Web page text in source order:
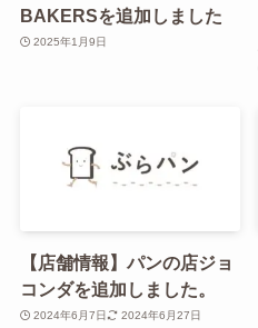
BAKERSを追加しました
2025年1月9日
【店舗情報】パンの店ジョ
コンダを追加しました。
2024年6月7日 2024年6月27日